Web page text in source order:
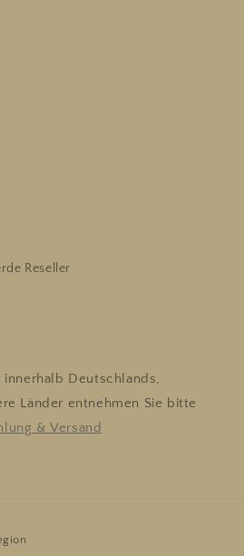
Reseller
Deutschlands,
Länder entnehmen Sie bitte
& Versand